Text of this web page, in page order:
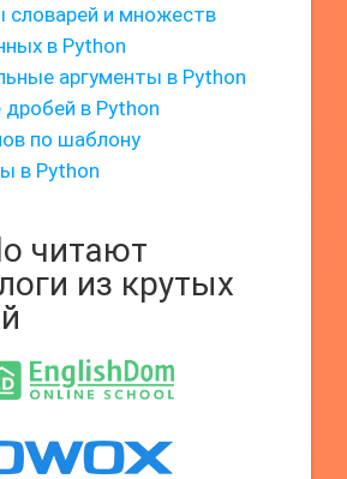
словарей и множеств
в Python
аргументы в Python
дробей в Python
по шаблону
в Python
читают
из крутых